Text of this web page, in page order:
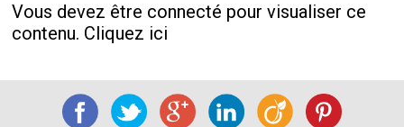
Vous devez être connecté pour visualiser ce
contenu. Cliquez ici